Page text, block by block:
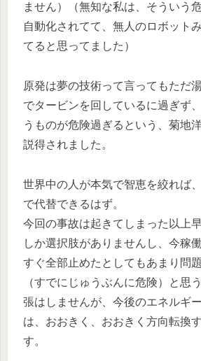
ません）（無知な私は、そういう
自動化されてて、無人のロボット
てると思ってました）
原発は夢の技術って言ってもただ
でタービンを回しているに過ぎず
うものが危険過ぎるという、菊地
説得されました。
世界中の人が本気で智恵を絞れば
で代替できるはず。
今回の事故は起きてしまった以上
しか選択肢がありませんし、今稼
すぐ全部止めたとしてもあまり問
（すでにじゅうぶんに危険）と思
張はしませんが、今後のエネルギ
は、おおきく、おおきく方向転換
す。